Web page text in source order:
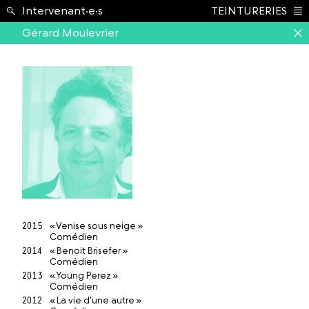
École ›
Intervenant·e·s
TEINTURERIES
Gérard Moulevrier
2015
« Venise sous neige »
Comédien
2014
« Benoit Brisefer »
Comédien
2013
« Young Perez »
Comédien
2012
« La vie d'une autre »